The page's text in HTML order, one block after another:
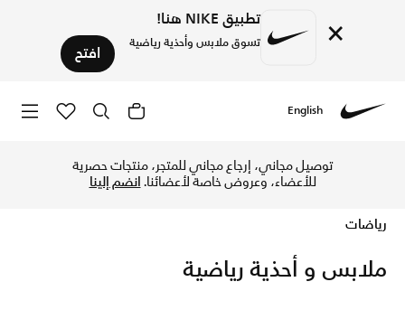
× تطبيق NIKE هنا!
تسوق ملابس وأحذية رياضية افتح
English
توصيل مجاني، إرجاع مجاني للمتجر، منتجات حصرية
للأعضاء، وعروض خاصة لأعضائنا.انضم إلينا
رياضات
ملابس و أحذية رياضية